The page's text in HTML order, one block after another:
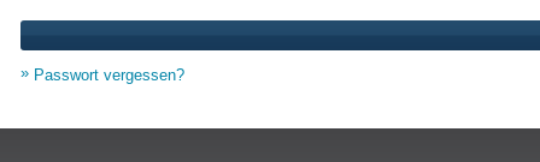
Passwort vergessen?